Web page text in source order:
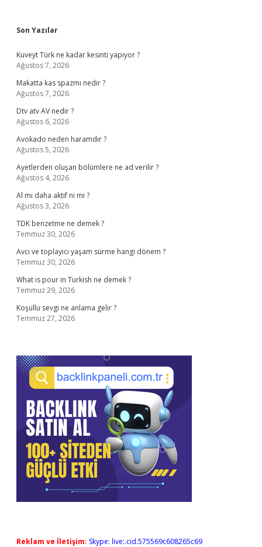
Sidebar
Son Yazılar
Kuveyt Türk ne kadar kesinti yapıyor ?
Ağustos 7, 2026
Makatta kas spazmı nedir ?
Ağustos 7, 2026
Dtv atv AV nedir ?
Ağustos 6, 2026
Avokado neden haramdır ?
Ağustos 5, 2026
Ayetlerden oluşan bölümlere ne ad verilir ?
Ağustos 4, 2026
Al mı daha aktif ni mi ?
Ağustos 3, 2026
TDK benzetme ne demek ?
Temmuz 30, 2026
Avcı ve toplayıcı yaşam sürme hangi dönem ?
Temmuz 30, 2026
What is pour in Turkish ne demek ?
Temmuz 29, 2026
Koşullu sevgi ne anlama gelir ?
Temmuz 27, 2026
Reklam ve İletişim: Skype: live:.cid.575569c608265c69